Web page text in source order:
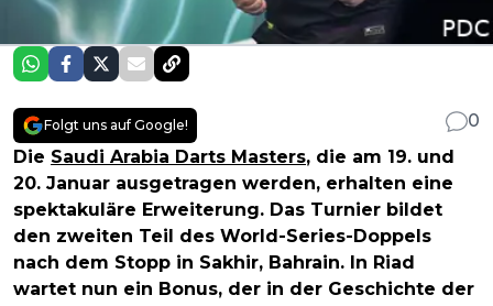
Folgt uns auf Google!
0
Die Saudi Arabia Darts Masters, die am 19. und
20. Januar ausgetragen werden, erhalten eine
spektakuläre Erweiterung. Das Turnier bildet
den zweiten Teil des World-Series-Doppels
nach dem Stopp in Sakhir, Bahrain. In Riad
wartet nun ein Bonus, der in der Geschichte der